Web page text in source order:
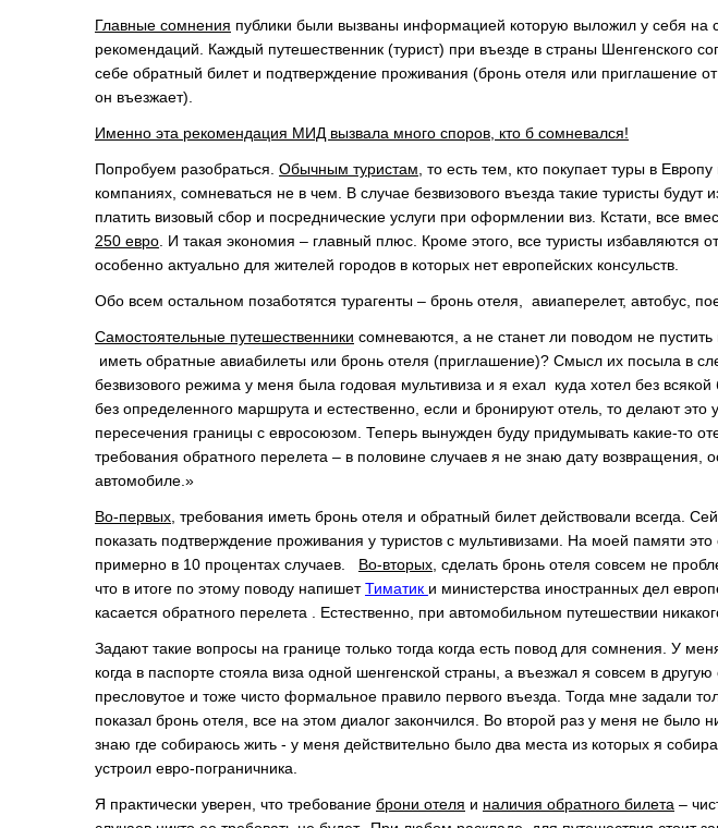
Главные сомнения публики были вызваны информацией которую выложил у себя на
рекомендаций. Каждый путешественник (турист) при въезде в страны Шенгенского
себе обратный билет и подтверждение проживания (бронь отеля или приглашение
он въезжает).
Именно эта рекомендация МИД вызвала много споров, кто б сомневался!
Попробуем разобраться. Обычным туристам , то есть тем, кто покупает туры в Европу
компаниях, сомневаться не в чем. В случае безвизового въезда такие туристы будут
платить визовый сбор и посреднические услуги при оформлении виз. Кстати, все
250 евро . И такая экономия – главный плюс. Кроме этого, все туристы избавляются
особенно актуально для жителей городов в которых нет европейских консульств.
Обо всем остальном позаботятся турагенты – бронь отеля, авиаперелет, автобус,
Самостоятельные путешественники сомневаются, а не станет ли поводом не пустить
иметь обратные авиабилеты или бронь отеля (приглашение)? Смысл их посыла в
безвизового режима у меня была годовая мультивиза и я ехал куда хотел без
без определенного маршрута и естественно, если и бронируют отель, то делают это
пересечения границы с евросоюзом. Теперь вынужден буду придумывать какие-то
требования обратного перелета – в половине случаев я не знаю дату возвращения,
автомобиле.»
Во-первых, требования иметь бронь отеля и обратный билет действовали всегда.
показать подтверждение проживания у туристов с мультивизами. На моей памяти это
примерно в 10 процентах случаев. Во-вторых, сделать бронь отеля совсем не
что в итоге по этому поводу напишетТиматик и министерства иностранных дел
касается обратного перелета . Естественно, при автомобильном путешествии
Задают такие вопросы на границе только тогда когда есть повод для сомнения. У
когда в паспорте стояла виза одной шенгенской страны, а въезжал я совсем в
пресловутое и тоже чисто формальное правило первого въезда. Тогда мне задали
показал бронь отеля, все на этом диалог закончился. Во второй раз у меня не было
знаю где собираюсь жить - у меня действительно было два места из которых я
устроил евро-пограничника.
Я практически уверен, что требование брони отеля и наличия обратного билета –